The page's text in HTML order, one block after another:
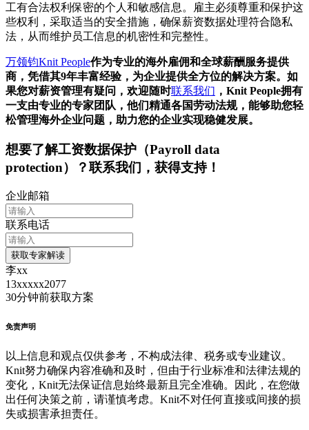
工有合法权利保密的个人和敏感信息。雇主必须尊重和保护这
些权利，采取适当的安全措施，确保薪资数据处理符合隐私
法，从而维护员工信息的机密性和完整性。
万领钧Knit People作为专业的海外雇佣和全球薪酬服务提供
商，凭借其9年丰富经验，为企业提供全方位的解决方案。如
果您对薪资管理有疑问，欢迎随时联系我们 ，Knit People拥有
一支由专业的专家团队，他们精通各国劳动法规，能够助您轻
松管理海外企业问题，助力您的企业实现稳健发展。
想要了解工资数据保护（Payroll data
protection）
？联系我们，获得支持！
企业邮箱
联系电话
获取专家解读
李xx
13xxxxx2077
30分钟前获取方案
免责声明
以上信息和观点仅供参考，不构成法律、税务或专业建议。
Knit努力确保内容准确和及时，但由于行业标准和法律法规的
变化，Knit无法保证信息始终最新且完全准确。因此，在您做
出任何决策之前，请谨慎考虑。Knit不对任何直接或间接的损
失或损害承担责任。